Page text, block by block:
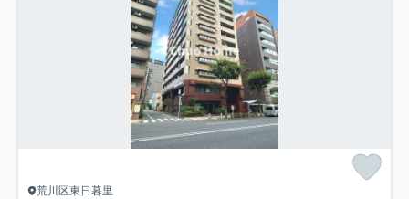
荒川区東日暮里